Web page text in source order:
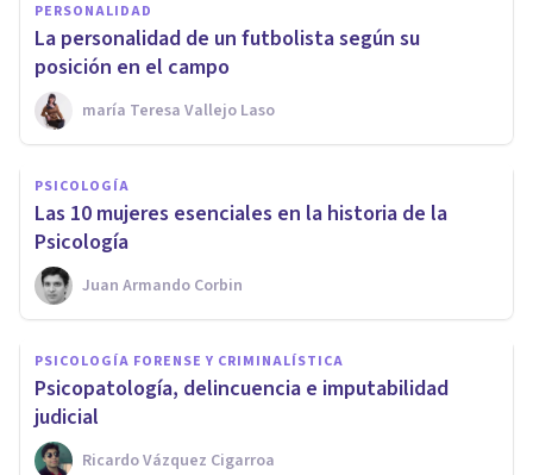
PERSONALIDAD
​La personalidad de un futbolista según su
posición en el campo
​maría Teresa Vallejo Laso
PSICOLOGÍA
​Las 10 mujeres esenciales en la historia de la
Psicología
Juan Armando Corbin
PSICOLOGÍA FORENSE Y CRIMINALÍSTICA
​Psicopatología, delincuencia e imputabilidad
judicial
Ricardo Vázquez Cigarroa